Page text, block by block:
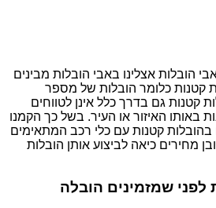
הובלות אצלינו באבי הובלות מבינים
קטנות כלומר הובלות של מספר
קטנות גם בדרך כלל אינן לטווחים
באותו האיזור או העיר. בשל כך הקמנו
קטנות עם כלי רכב המתאימים
מחירים כיאה לביצוע אותן הובלות
שמזמינים הובלה